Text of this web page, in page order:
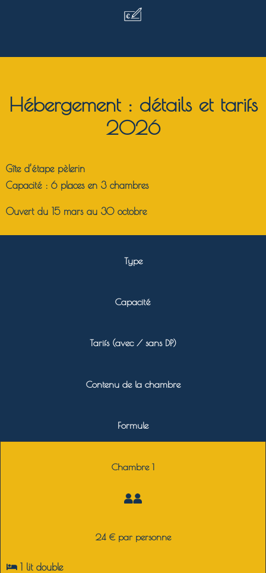
Hébergement : détails et tarifs
2026
Gîte d’étape pèlerin
Capacité : 6 places en 3 chambres
Ouvert du 15 mars au 30 octobre
Type
Capacité
Tarifs (avec / sans DP)
Contenu de la chambre
Formule
Chambre 1
24 € par personne
1 lit double